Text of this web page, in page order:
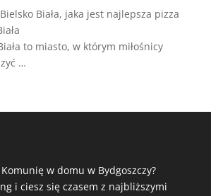
Biała, jaka jest najlepsza pizza
to miasto, w którym miłośnicy
…
w domu w Bydgoszczy?
i ciesz się czasem z najbliższymi